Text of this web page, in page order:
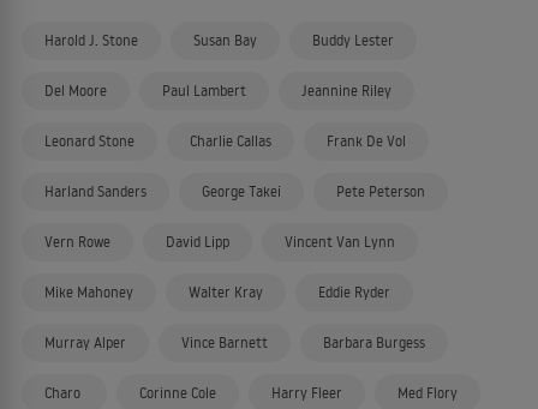
Harold J. Stone Susan Bay Buddy Lester
Del Moore Paul Lambert Jeannine Riley
Leonard Stone Charlie Callas Frank De Vol
Harland Sanders George Takei Pete Peterson
Vern Rowe David Lipp Vincent Van Lynn
Mike Mahoney Walter Kray Eddie Ryder
Murray Alper Vince Barnett Barbara Burgess
Charo Corinne Cole Harry Fleer Med Flory